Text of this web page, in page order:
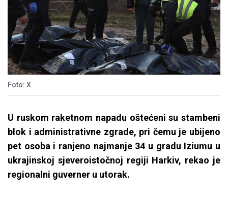
Foto: X
U ruskom raketnom napadu oštećeni su stambeni
blok i administrativne zgrade, pri čemu je ubijeno
pet osoba i ranjeno najmanje 34 u gradu Iziumu u
ukrajinskoj sjeveroistočnoj regiji Harkiv, rekao je
regionalni guverner u utorak.